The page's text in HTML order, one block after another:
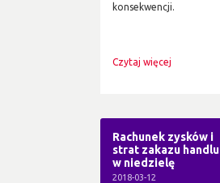
konsekwencji.
Czytaj więcej
Rachunek zysków i
strat zakazu handlu
w niedzielę
2018-03-12